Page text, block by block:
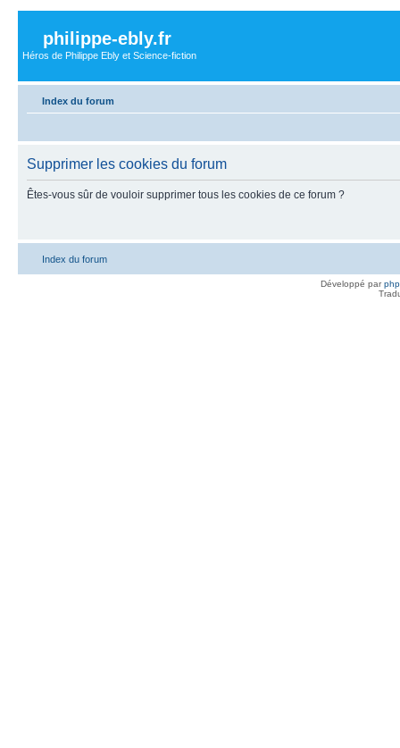
philippe-ebly.fr
Héros de Philippe Ebly et Science-fiction
Index du forum
Supprimer les cookies du forum
Êtes-vous sûr de vouloir supprimer tous les cookies de ce forum ?
Index du forum
Développé par